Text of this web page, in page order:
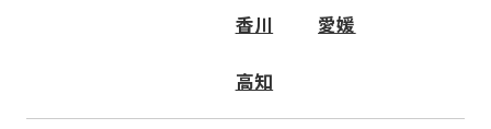
香川 愛媛
高知